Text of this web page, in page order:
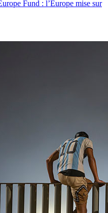
Fund : l’Europe mise sur